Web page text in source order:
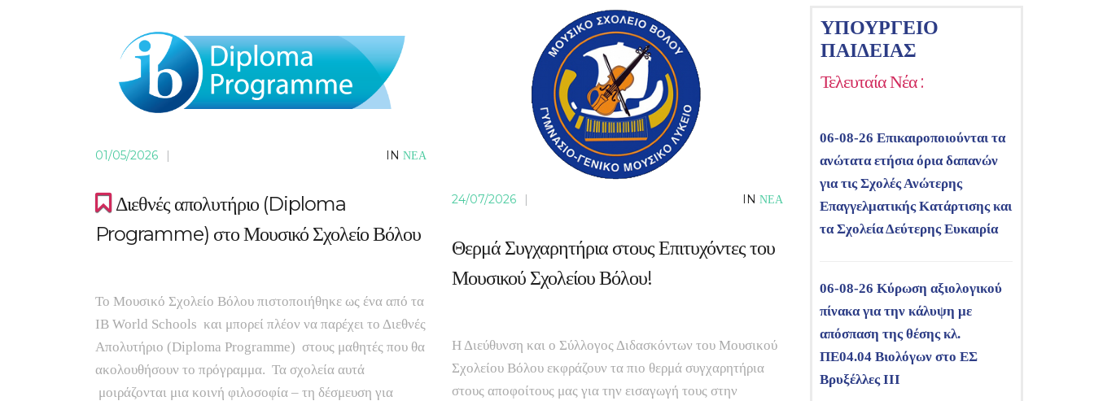
01/05/2026 | IN ΝΕΑ
Διεθνές απολυτήριο (Diploma
Programme) στο Μουσικό Σχολείο Βόλου
Το Μουσικό Σχολείο Βόλου πιστοποιήθηκε ως ένα από τα
IB World Schools και μπορεί πλέον να παρέχει το Διεθνές
Απολυτήριο (Diploma Programme) στους μαθητές που θα
ακολουθήσουν το πρόγραμμα. Τα σχολεία αυτά
μοιράζονται μια κοινή φιλοσοφία – τη δέσμευση για
24/07/2026 | IN ΝΕΑ
Θερμά Συγχαρητήρια στους Επιτυχόντες του
Μουσικού Σχολείου Βόλου!
Η Διεύθυνση και ο Σύλλογος Διδασκόντων του Μουσικού
Σχολείου Βόλου εκφράζουν τα πιο θερμά συγχαρητήρια
στους αποφοίτους μας για την εισαγωγή τους στην
ΥΠΟΥΡΓΕΙΟ
ΠΑΙΔΕΙΑΣ
Τελευταία Νέα :
06-08-26 Επικαιροποιούνται τα
ανώτατα ετήσια όρια δαπανών
για τις Σχολές Ανώτερης
Επαγγελματικής Κατάρτισης και
τα Σχολεία Δεύτερης Ευκαιρία
06-08-26 Κύρωση αξιολογικού
πίνακα για την κάλυψη με
απόσπαση της θέσης κλ.
ΠΕ04.04 Βιολόγων στο ΕΣ
Βρυξέλλες ΙΙΙ